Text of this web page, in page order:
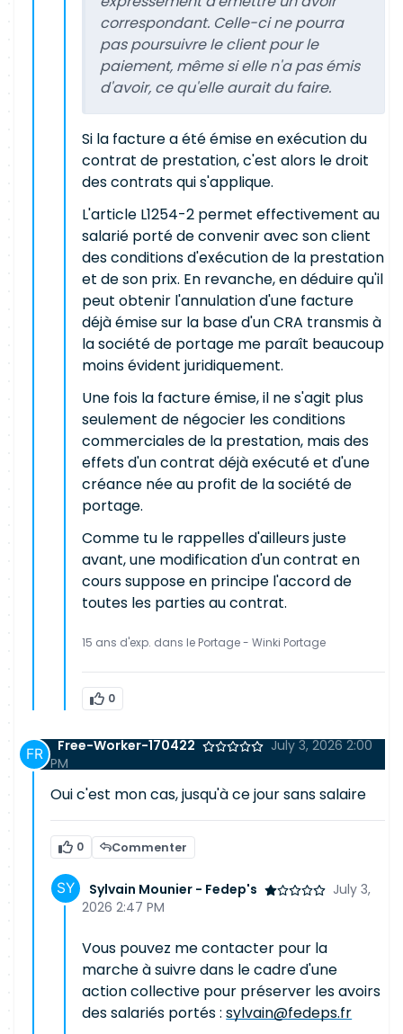
correspondant. Celle-ci ne pourra
pas poursuivre le client pour le
paiement, même si elle n'a pas émis
d'avoir, ce qu'elle aurait du faire.
Si la facture a été émise en exécution du
contrat de prestation, c'est alors le droit
des contrats qui s'applique.
L'article L1254-2 permet effectivement au
salarié porté de convenir avec son client
des conditions d'exécution de la prestation
et de son prix. En revanche, en déduire qu'il
peut obtenir l'annulation d'une facture
déjà émise sur la base d'un CRA transmis à
la société de portage me paraît beaucoup
moins évident juridiquement.
Une fois la facture émise, il ne s'agit plus
seulement de négocier les conditions
commerciales de la prestation, mais des
effets d'un contrat déjà exécuté et d'une
créance née au profit de la société de
portage.
Comme tu le rappelles d'ailleurs juste
avant, une modification d'un contrat en
cours suppose en principe l'accord de
toutes les parties au contrat.
15 ans d'exp. dans le Portage - Winki Portage
0
Free-Worker-170422
July 3, 2026 2:00
PM
Oui c'est mon cas, jusqu'à ce jour sans salaire
0 Commenter
Sylvain Mounier - Fedep's
July 3,
2026 2:47 PM
Vous pouvez me contacter pour la
marche à suivre dans le cadre d'une
action collective pour préserver les avoirs
des salariés portés :sylvain@fedeps.fr